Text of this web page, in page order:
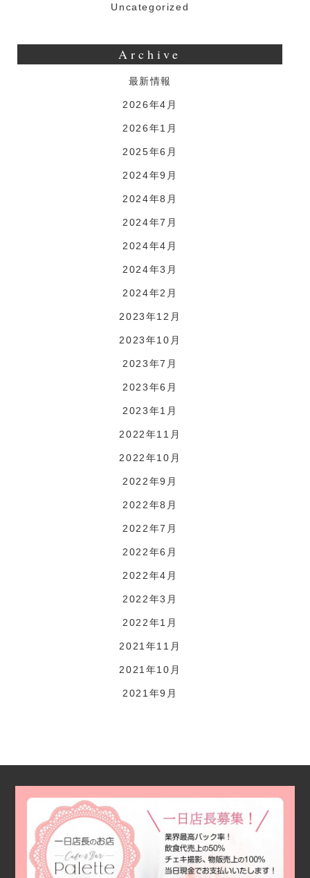
Uncategorized
Archive
最新情報
2026年4月
2026年1月
2025年6月
2024年9月
2024年8月
2024年7月
2024年4月
2024年3月
2024年2月
2023年12月
2023年10月
2023年7月
2023年6月
2023年1月
2022年11月
2022年10月
2022年9月
2022年8月
2022年7月
2022年6月
2022年4月
2022年3月
2022年1月
2021年11月
2021年10月
2021年9月